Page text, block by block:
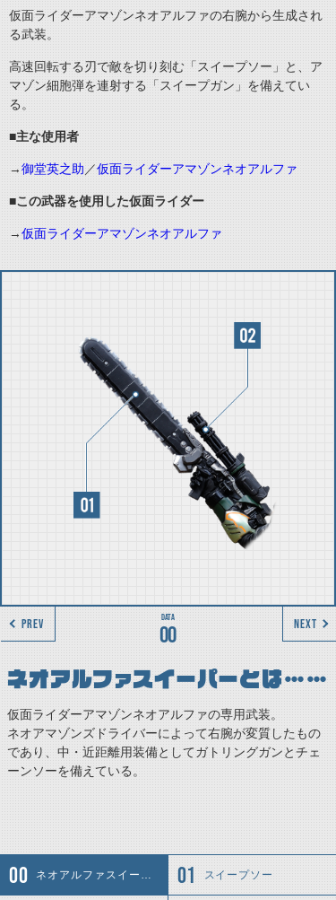
仮面ライダーアマゾンネオアルファの右腕から生成され
る武装。
高速回転する刃で敵を切り刻む「スイープソー」と、ア
マゾン細胞弾を連射する「スイープガン」を備えてい
る。
■主な使用者
→御堂英之助 ／仮面ライダーアマゾンネオアルファ
■この武器を使用した仮面ライダー
→仮面ライダーアマゾンネオアルファ
00
PREV NEXT
ネオアルファスイーパーとは……
仮面ライダーアマゾンネオアルファの専用武装。
ネオアマゾンズドライバーによって右腕が変質したもの
であり、中・近距離用装備としてガトリングガンとチェ
ーンソーを備えている。
ネオアルファスイーパーとは…… スイープソー